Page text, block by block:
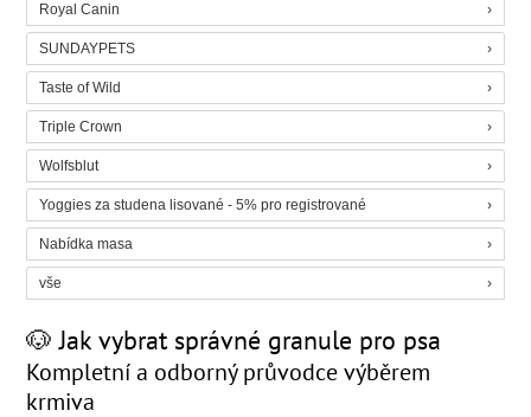
Royal Canin
SUNDAYPETS
Taste of Wild
Triple Crown
Wolfsblut
Yoggies za studena lisované - 5% pro registrované
Nabídka masa
vše
🐶 Jak vybrat správné granule pro psa
Kompletní a odborný průvodce výběrem
krmiva